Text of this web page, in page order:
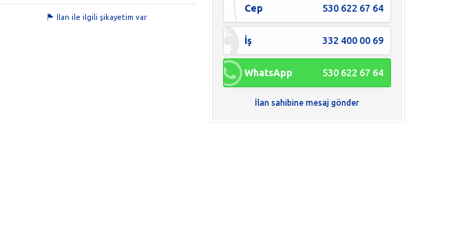
İlan ile ilgili şikayetim var
Cep 530 622 67 64
İş 332 400 00 69
WhatsApp 530 622 67 64
İlan sahibine mesaj gönder